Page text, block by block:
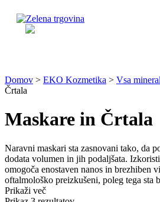
Domov > EKO Kozmetika > Vsa
Črtala
Maskare in Črtala
Naravni maskari sta zasnovani tako, da
dodata volumen in jih podaljšata.
omogoča enostaven nanos in brezhiben
oftalmološko preizkušeni, poleg tega sta
Prikaži več